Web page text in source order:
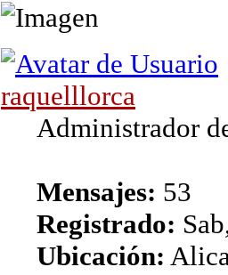
raquelllorca
Administrador
Mensajes: 53
Registrado:
Ubicación: